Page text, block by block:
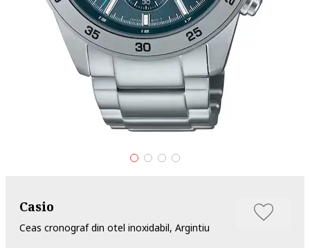
Casio
Ceas cronograf din otel inoxidabil, Argintiu